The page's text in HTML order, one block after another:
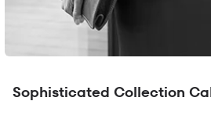
Sophisticated Collection